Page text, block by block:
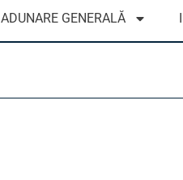
ADUNARE GENERALĂ